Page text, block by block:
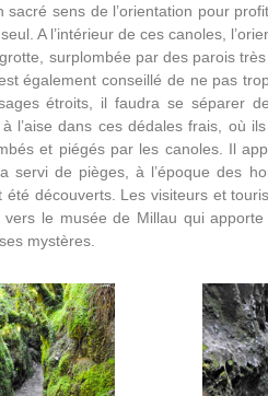
sacré sens de l’orientation pour
A l’intérieur de ces canoles,
surplombée par des parois
également conseillé de ne pas
étroits, il faudra se séparer
à l’aise dans ces dédales frais, où
et piégés par les canoles. Il
servi de pièges, à l’époque des
été découverts. Les visiteurs et
vers le musée de Millau qui
mystères.